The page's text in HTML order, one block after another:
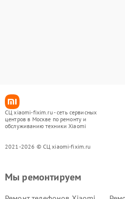
СЦ xiaomi-fixim.ru - сеть сервисных
центров в Москве по ремонту и
обслуживанию техники Xiaomi
2021-2026 © СЦ xiaomi-fixim.ru
Мы ремонтируем